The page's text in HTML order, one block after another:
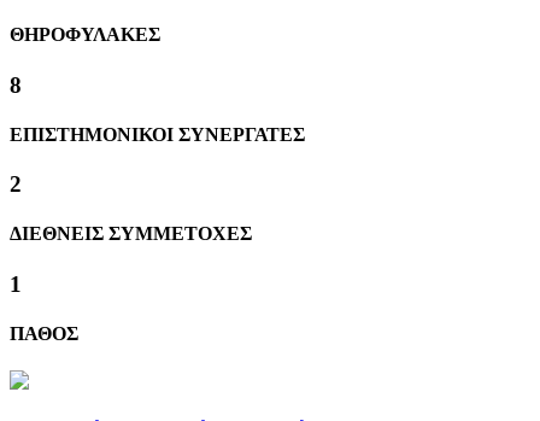
ΘΗΡΟΦΥΛΑΚΕΣ
8
ΕΠΙΣΤΗΜΟΝΙΚΟΙ ΣΥΝΕΡΓΑΤΕΣ
2
ΔΙΕΘΝΕΙΣ ΣΥΜΜΕΤΟΧΕΣ
1
ΠΑΘΟΣ